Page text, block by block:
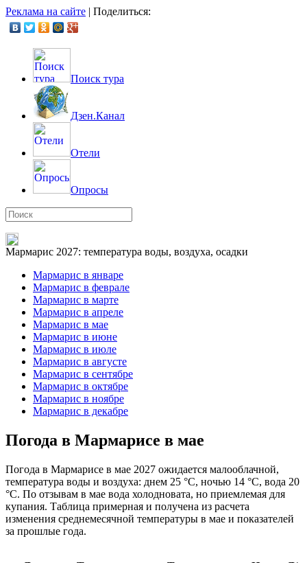
Реклама на сайте | Поделиться:
Поиск тура
Дзен.Канал
Отели
Опросы
Мармарис 2027: температура воды, воздуха, осадки
Мармарис в январе
Мармарис в феврале
Мармарис в марте
Мармарис в апреле
Мармарис в мае
Мармарис в июне
Мармарис в июле
Мармарис в августе
Мармарис в сентябре
Мармарис в октябре
Мармарис в ноябре
Мармарис в декабре
Погода в Мармарисе в мае
Погода в Мармарисе в мае 2027 ожидается малооблачной,
температура воды и воздуха: днем 25 °C, ночью 14 °C, вода 20
°C. По отзывам в мае вода холодновата, но приемлемая для
купания. Таблица примерная и получена из расчета
изменения среднемесячной температуры в мае и показателей
за прошлые года.